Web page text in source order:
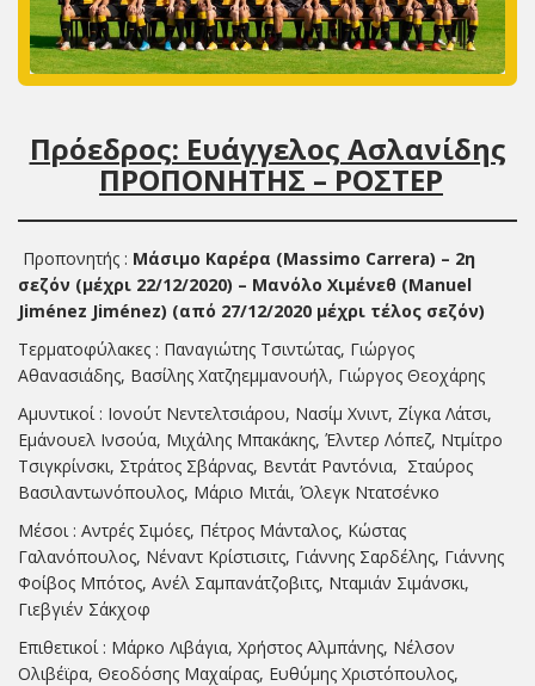
Πρόεδρος: Ευάγγελος Ασλανίδης
ΠΡΟΠΟΝΗΤΗΣ – ΡΟΣΤΕΡ
Προπονητής : Μάσιμο Καρέρα (Massimo Carrera) – 2η
σεζόν (μέχρι 22/12/2020) – Μανόλο Χιμένεθ (Manuel
Jiménez Jiménez) (από 27/12/2020 μέχρι τέλος σεζόν)
Τερματοφύλακες : Παναγιώτης Τσιντώτας, Γιώργος
Αθανασιάδης, Βασίλης Χατζηεμμανουήλ, Γιώργος Θεοχάρης
Αμυντικοί : Ιονούτ Νεντελτσιάρου, Νασίμ Χνιντ, Ζίγκα Λάτσι,
Εμάνουελ Ινσούα, Μιχάλης Μπακάκης, Έλντερ Λόπεζ, Ντμίτρο
Τσιγκρίνσκι, Στράτος Σβάρνας, Βεντάτ Ραντόνια, Σταύρος
Βασιλαντωνόπουλος, Μάριο Μιτάι, Όλεγκ Ντατσένκο
Μέσοι : Αντρές Σιμόες, Πέτρος Μάνταλος, Κώστας
Γαλανόπουλος, Νέναντ Κρίστισιτς, Γιάννης Σαρδέλης, Γιάννης
Φοίβος Μπότος, Ανέλ Σαμπανάτζοβιτς, Νταμιάν Σιμάνσκι,
Γιεβγιέν Σάκχοφ
Επιθετικοί : Μάρκο Λιβάγια, Χρήστος Αλμπάνης, Νέλσον
Ολιβέϊρα, Θεοδόσης Μαχαίρας, Ευθύμης Χριστόπουλος,